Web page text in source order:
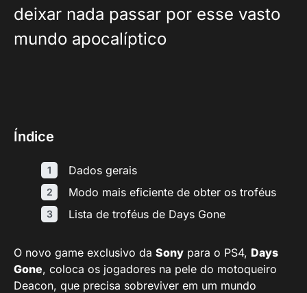
deixar nada passar por esse vasto
mundo apocalíptico
Índice
Dados gerais
Modo mais eficiente de obter os troféus
Lista de troféus de Days Gone
O novo game exclusivo da Sony para o PS4, Days
Gone, coloca os jogadores na pele do motoqueiro
Deacon, que precisa sobreviver em um mundo